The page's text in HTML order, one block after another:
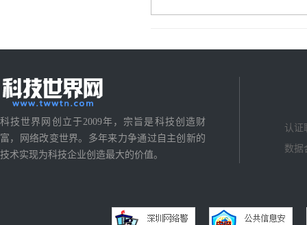
科技世界网创立于2009年，宗旨是科技创造财
富，网络改变世界。多年来力争通过自主创新的
技术实现为科技企业创造最大的价值。
认证
数据